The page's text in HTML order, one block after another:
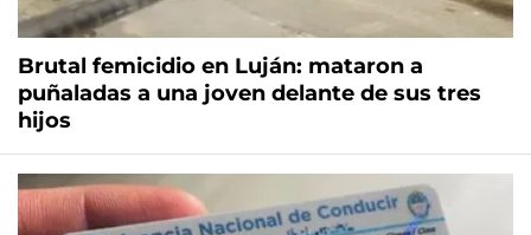
Brutal femicidio en Luján: mataron a
puñaladas a una joven delante de sus tres
hijos